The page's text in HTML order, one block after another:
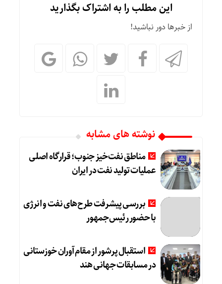
این مطلب را به اشتراک بگذارید
از خبرها دور نباشید!
نوشته های مشابه
مناطق نفت‌خیز جنوب؛ قرارگاه اصلی
عملیات تولید نفت در ایران
بررسی پیشرفت طرح‌های نفت و انرژی
با حضور رئیس‌جمهور
استقبال پرشور از مقام‌آوران خوزستانی
در مسابقات جهانی هند